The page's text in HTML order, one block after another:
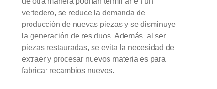
vertedero, se reduce la demanda de
producción de nuevas piezas y se disminuye
la generación de residuos. Además, al ser
piezas restauradas, se evita la necesidad de
extraer y procesar nuevos materiales para
fabricar recambios nuevos.